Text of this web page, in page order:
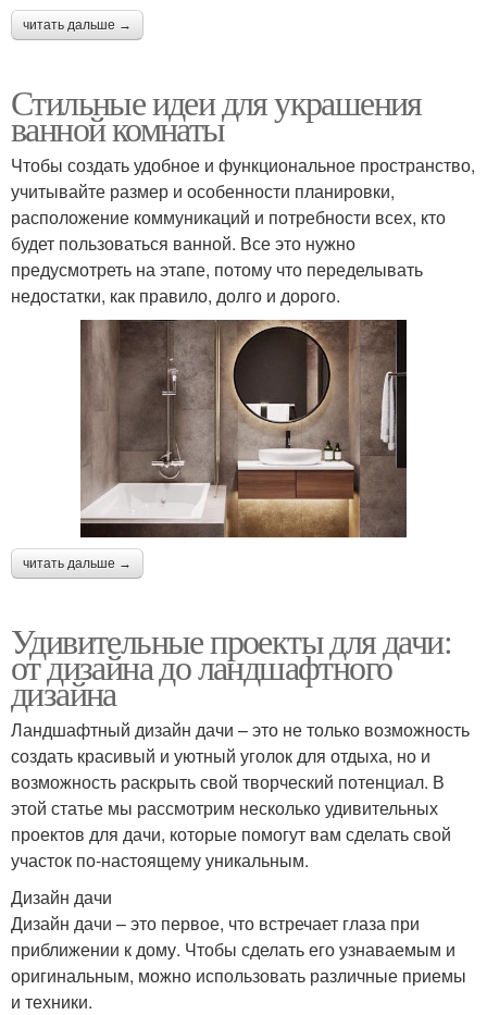
читать дальше →
Стильные идеи для украшения
ванной комнаты
Чтобы создать удобное и функциональное пространство,
учитывайте размер и особенности планировки,
расположение коммуникаций и потребности всех, кто
будет пользоваться ванной. Все это нужно
предусмотреть на этапе, потому что переделывать
недостатки, как правило, долго и дорого.
читать дальше →
Удивительные проекты для дачи:
от дизайна до ландшафтного
дизайна
Ландшафтный дизайн дачи – это не только возможность
создать красивый и уютный уголок для отдыха, но и
возможность раскрыть свой творческий потенциал. В
этой статье мы рассмотрим несколько удивительных
проектов для дачи, которые помогут вам сделать свой
участок по-настоящему уникальным.
Дизайн дачи
Дизайн дачи – это первое, что встречает глаза при
приближении к дому. Чтобы сделать его узнаваемым и
оригинальным, можно использовать различные приемы
и техники.